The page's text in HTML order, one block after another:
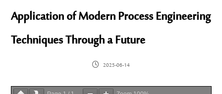
Application of Modern Process Engineering
Techniques Through a Future
2025-06-14